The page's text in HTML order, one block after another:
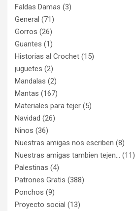
Faldas Damas (3)
General (71)
Gorros (26)
Guantes (1)
Historias al Crochet (15)
juguetes (2)
Mandalas (2)
Mantas (167)
Materiales para tejer (5)
Navidad (26)
Ninos (36)
Nuestras amigas nos escriben (8)
Nuestras amigas tambien tejen… (11)
Palestinas (4)
Patrones Gratis (388)
Ponchos (9)
Proyecto social (13)